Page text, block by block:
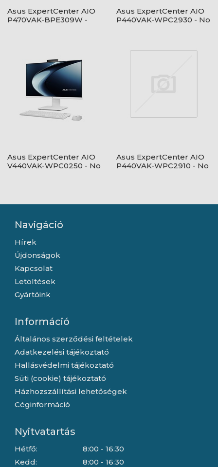
Asus ExpertCenter AIO
P470VAK-BPE309W -
Asus ExpertCenter AIO
P440VAK-WPC2930 - No
Asus ExpertCenter AIO
V440VAK-WPC0250 - No
Asus ExpertCenter AIO
P440VAK-WPC2910 - No
Navigáció
Hírek
Újdonságok
Kapcsolat
Letöltések
Gyártóink
Információ
Általános szerződési feltételek
Adatkezelési tájékoztató
Hallásvédelmi tájékoztató
Süti (cookie) tájékoztató
Házhozszállítási lehetőségek
Céginformáció
Nyitvatartás
Hétfő:
Kedd:
8:00 - 16:30
8:00 - 16:30